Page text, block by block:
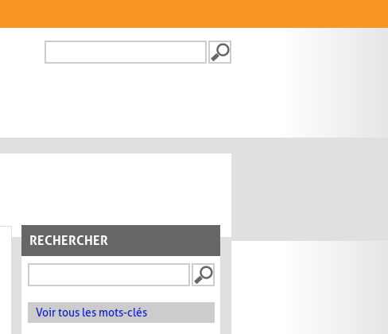
FORMULAIRE DE
RECHERCHER
Voir tous les mots-clés